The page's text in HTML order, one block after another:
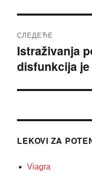
СЛЕДЕЋЕ
Следећи
чланак:
Istraživanja
disfunkcija
LEKOVI ZA
Viagra